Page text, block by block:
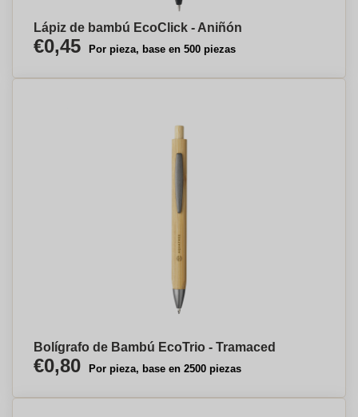
Lápiz de bambú EcoClick - Aniñón
€0,45 Por pieza, base en 500 piezas
Bolígrafo de Bambú EcoTrio - Tramaced
€0,80 Por pieza, base en 2500 piezas